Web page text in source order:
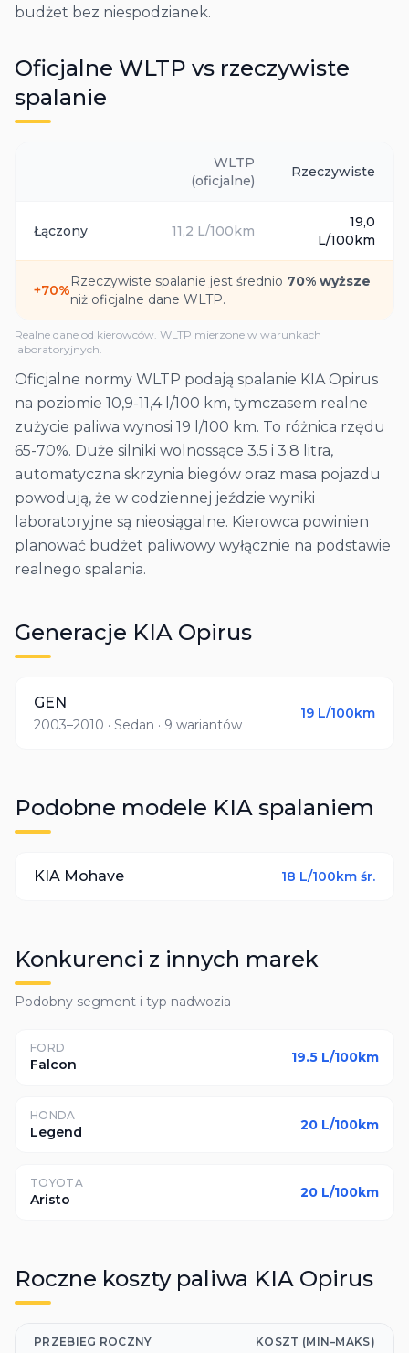
budżet bez niespodzianek.
Oficjalne WLTP vs rzeczywiste
spalanie
WLTP
(oficjalne)
Rzeczywiste
Łączony 11,2 L/100km
19,0
L/100km
+70%
Rzeczywiste spalanie jest średnio 70% wyższe
niż oficjalne dane WLTP.
Realne dane od kierowców. WLTP mierzone w warunkach
laboratoryjnych.
Oficjalne normy WLTP podają spalanie KIA Opirus
na poziomie 10,9-11,4 l/100 km, tymczasem realne
zużycie paliwa wynosi 19 l/100 km. To różnica rzędu
65-70%. Duże silniki wolnossące 3.5 i 3.8 litra,
automatyczna skrzynia biegów oraz masa pojazdu
powodują, że w codziennej jeździe wyniki
laboratoryjne są nieosiągalne. Kierowca powinien
planować budżet paliwowy wyłącznie na podstawie
realnego spalania.
Generacje KIA Opirus
GEN
2003–2010 · Sedan · 9 wariantów
19 L/100km
Podobne modele KIA spalaniem
KIA Mohave 18 L/100km śr.
Konkurenci z innych marek
Podobny segment i typ nadwozia
FORD
Falcon 19.5 L/100km
HONDA
Legend 20 L/100km
TOYOTA
Aristo 20 L/100km
Roczne koszty paliwa KIA Opirus
PRZEBIEG ROCZNY KOSZT (MIN–MAKS)